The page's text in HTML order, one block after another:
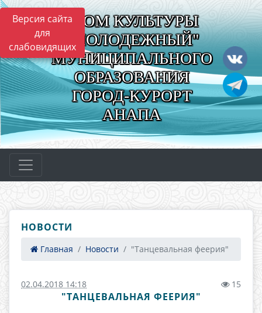
Версия сайта
для
слабовидящих
"ДОМ КУЛЬТУРЫ
"МОЛОДЕЖНЫЙ"
МУНИЦИПАЛЬНОГО
ОБРАЗОВАНИЯ
ГОРОД-КУРОРТ
АНАПА
НОВОСТИ
Главная Новости "Танцевальная феерия"
02.04.2018 14:18 15
"ТАНЦЕВАЛЬНАЯ ФЕЕРИЯ"